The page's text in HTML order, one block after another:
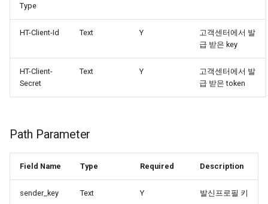
Type
HT-Client-Id Text Y
고객센터에서 발
급 받은 key
HT-Client-
Secret
Text Y
고객센터에서 발
급 받은 token
Path Parameter
Field Name Type Required Description
sender_key Text Y 발신프로필 키